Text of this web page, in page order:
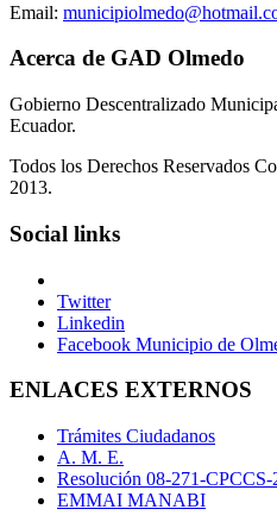
Email:
Acerca de GAD Olmedo
Gobierno Descentralizado
Ecuador.
Todos los Derechos Reservados
2013.
Social links
Twitter
Linkedin
Facebook Municipio de
ENLACES EXTERNOS
Trámites Ciudadanos
A. M. E.
Resolución 08-271-CPCCS-
EMMAI MANABI